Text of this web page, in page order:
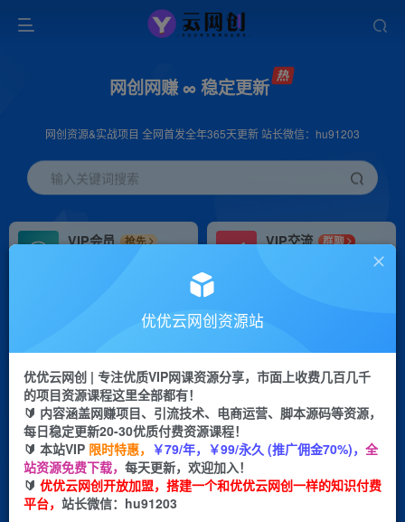
网创网赚 ∞ 稳定更新
网创资源&实战项目 全网首发全年365天更新 站长微信：hu91203
输入关键词搜索
VIP会员
抢先
VIP交流
群聊
研究探讨更多创业项目路子。
会员专属推广链接
挂机 项目
脚本卡密
APP下载
GO
首页 创业课程 会员专属 正文
（9653期）日入1000+的视频号分成计划，小白可
做，AI动漫100%原创
优优云网创资源站
优优云网创 | 专注优质VIP网课资源分享，市面上收费几百几千
的项目资源课程这里全部都有！
🔰 内容涵盖网赚项目、引流技术、电商运营、脚本源码等资源，
每日稳定更新20-30优质付费资源课程！
🔰 本站VIP 限时特惠， ￥79/年，￥99/永久 (推广佣金70%)， 全
站资源免费下载， 每天更新，欢迎加入！
🔰 优优云网创开放加盟，搭建一个和优优云网创一样的知识付费
平台， 站长微信：hu91203